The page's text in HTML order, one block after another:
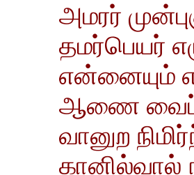
அமரர்
தமர்பெயர்
என்னையும்
ஆணை
வானுற
கானில்வால்